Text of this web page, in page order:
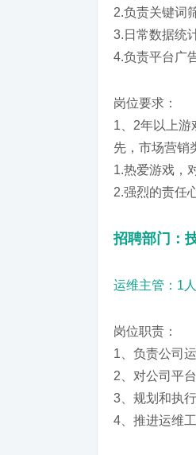
2.负责关键词
3.日常数据统
4.负责平台广
岗位要求：
1、2年以上游
先，市场营销
1.热爱游戏，
2.强烈的责任
招聘部门：
运维主管：1
岗位职责：
1、负责公司
2、对公司平
3、规划和执
4、推进运维